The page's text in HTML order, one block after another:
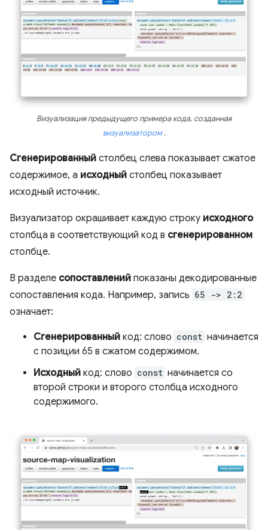
Визуализация предыдущего примера кода, созданная
визуализатором.
Сгенерированный столбец слева показывает сжатое
содержимое, а исходный столбец показывает
исходный источник.
Визуализатор окрашивает каждую строку исходного
столбца в соответствующий код в сгенерированном
столбце.
В разделе сопоставлений показаны декодированные
сопоставления кода. Например, запись 65 -> 2:2
означает:
Сгенерированный код: слово const начинается
с позиции 65 в сжатом содержимом.
Исходный код: слово const начинается со
второй строки и второго столбца исходного
содержимого.